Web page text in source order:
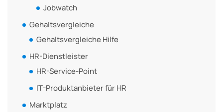
Jobwatch
Gehaltsvergleiche
Gehaltsvergleiche Hilfe
HR-Dienstleister
HR-Service-Point
IT-Produktanbieter für HR
Marktplatz